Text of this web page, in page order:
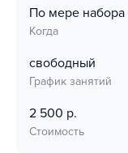
По мере набора
Когда
свободный
График занятий
2 500 р.
Стоимость